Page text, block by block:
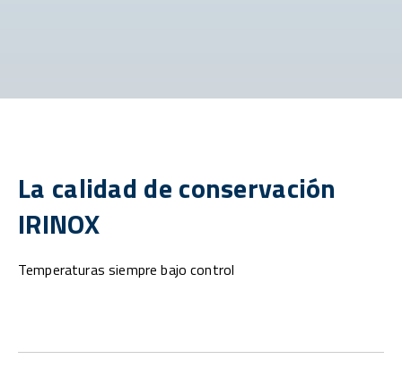
La calidad de conservación
IRINOX
Temperaturas siempre bajo control